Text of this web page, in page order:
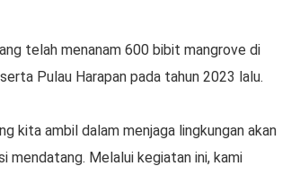
telah menanam 600 bibit mangrove di
Pulau Harapan pada tahun 2023 lalu.
kita ambil dalam menjaga lingkungan akan
mendatang. Melalui kegiatan ini, kami